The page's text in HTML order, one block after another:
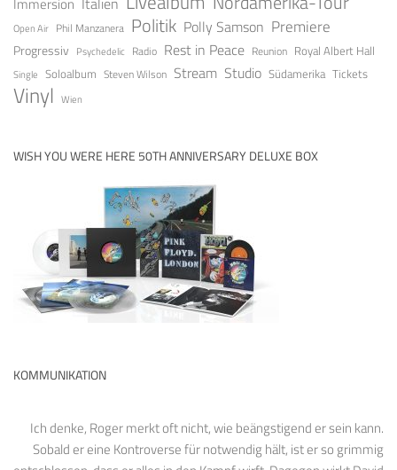
Open Air Phil Manzanera Politik Polly Samson Premiere
Progressiv Psychedelic Radio Rest in Peace Reunion Royal Albert Hall
Single Soloalbum Steven Wilson Stream Studio Südamerika Tickets
Vinyl Wien
WISH YOU WERE HERE 50TH ANNIVERSARY DELUXE BOX
KOMMUNIKATION
Ich denke, Roger merkt oft nicht, wie beängstigend er sein kann.
Sobald er eine Kontroverse für notwendig hält, ist er so grimmig